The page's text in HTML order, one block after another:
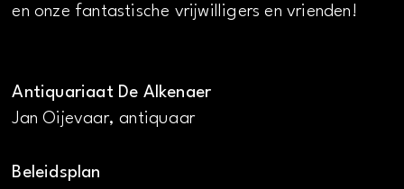
en onze fantastische vrijwilligers en vrienden!
Antiquariaat De Alkenaer
Jan Oijevaar, antiquaar
Beleidsplan